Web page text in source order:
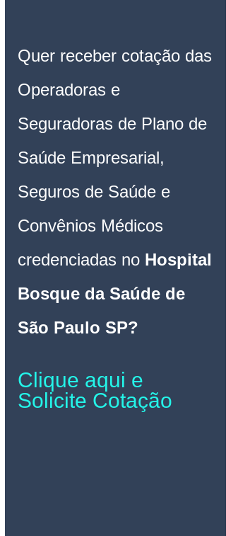
Quer receber cotação das
Operadoras e
Seguradoras de Plano de
Saúde Empresarial,
Seguros de Saúde e
Convênios Médicos
credenciadas no Hospital
Bosque da Saúde de
São Paulo SP?
Clique aqui e
Solicite Cotação